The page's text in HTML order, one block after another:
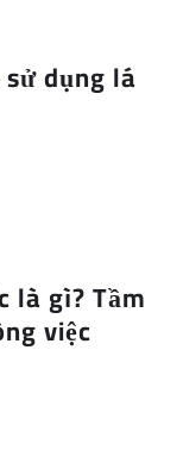
dụng lá
là gì? Tầm
việc